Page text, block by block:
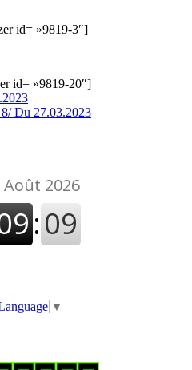
id= »9819-3″]
id= »9819-20″]
Du 27.03.2023
▼